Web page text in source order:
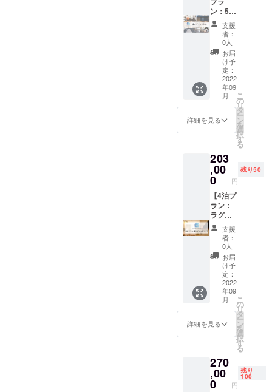
よっ
て、ホ
テルカ
テゴリ
が変わ
るた
め、宿
泊申し
込み時
にお問
い合わ
さい。
※客室の
りご希
望日に
ご予約
いただ
けない
場合が
ござい
ます。
宿泊希
望日が
お決ま
りにな
りまし
たらお
早めに
ご連絡
い。
OKU-
ASAKU
SA ●浅
草橋ベ
ルモン
トホテ
ル ●イ
ビス大
阪梅田
●イビス
スタイ
ルズ大
阪難波
ホテル
※客室タ
イプに
よっ
て、ホ
テルカ
テゴリ
が変わ
るた
め、宿
泊申し
込み時
にお問
い合わ
せくだ
さい。
※客室の
空き状
ご予約
いただ
けない
間を2年
間に延
長でき
るオプ
ション
（月3
泊、5
泊、10
泊プラ
ンが対
象）の
販売と
なりま
す。実
泊プラ
ン料金
は、HP
をご確
認くだ
さい
分けて
のご利
用いず
れも可
能で
す。 利
用可能
ホテル
数：11
利用可
能なお
部屋の
種類
数：23
能なエ
リア：
北海
道・東
京・大
阪・京
都・沖
縄 ご利
用可能
期間：
2023年
7月31日
まで
【宿泊
可能な
施設】
●京町家
雅 釜座
邸 かみ
座庵 ●
雅 釜座
邸 しも
座庵 ●
京町家
ン：5
名】
CAMPF
IREにて
法人プ
ラン（5
名）を
ご購入
いただ
くと通
常初月
のみの
約20％
割引が2
用とな
りま
す。 HP
経由で
の通常
予約で
は、初
月のみ
月3泊、
5泊、10
泊プラ
ンに関
して約
20％の
割引が
適用さ
れます
が、こ
の法人
プラン
示人数
分のプ
ラン割
引約
支援
者：
0人
お届
け予
定：
2022
年09
月
詳細を見る
こ
の
リ
タ
ー
ン
を
選
択
す
る
203
,00
0 円
残り50
【4泊プ
ラン：
ラグ
ジュア
リー】
CAMPF
IRE限定
ラグ
ジュア
リープ
ラン該
当のお
部屋の
中から
お好き
なお部
宿泊し
ていた
だけま
す。 ※
支援
者：
0人
お届
け予
定：
2022
年09
月
詳細を見る
こ
の
リ
タ
ー
ン
を
選
択
す
る
270
,00
0 円
残り
100